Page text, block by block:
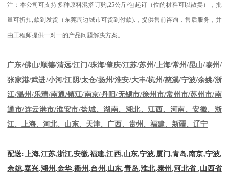
注：本公司可支持多种原料混搭订购,25公斤/包起订（位的材料可以散卖），批
量可折扣,款到发货（东莞周边城市可货到付款). ，提供售前咨询，售后服务，并
由工程师提供一对一的产品问题解决方案。
广东/佛山/顺德/清远/江门 /珠海/肇庆/江苏/苏州/上海/常州/昆山/泰州/
张家港/武进/小河/江阴/太仓/扬州/淮安/大丰/杭州/慈溪/宁波/余姚/浙
江/温州/乐清/南通/镇江/南京/丹阳/无锡市/徐州市/常州市/苏州市/南
通市/连云港市/淮安市/盐城、湖南、湖北、江西、河南、安徽、浙
江、上海、河北、山东、天津、广西、贵州、福建、新疆、辽宁
配送: 上海,江苏,浙江,安徽,福建,江西,山东,宁波,厦门,青岛,南京,宁波,
余姚,嘉兴,湖州,金华,衢州,台州,山东,青岛,淮北,泰州,河北省 ,山西省